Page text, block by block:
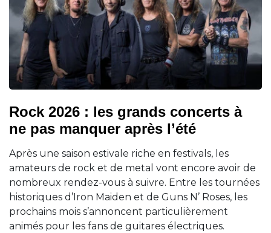
Rock 2026 : les grands concerts à
ne pas manquer après l’été
Après une saison estivale riche en festivals, les
amateurs de rock et de metal vont encore avoir de
nombreux rendez-vous à suivre. Entre les tournées
historiques d’Iron Maiden et de Guns N’ Roses, les
prochains mois s’annoncent particulièrement
animés pour les fans de guitares électriques.